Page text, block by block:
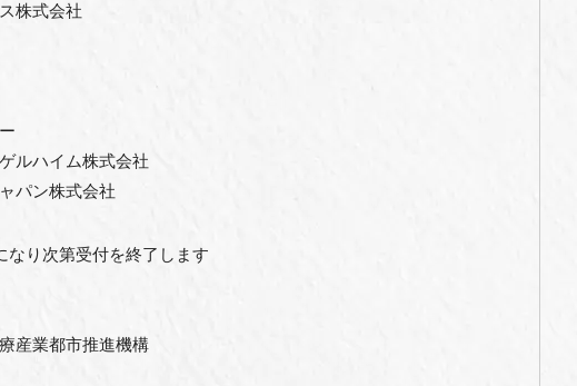
株式会社
ルハイム株式会社
パン株式会社
り次第受付を終了します
産業都市推進機構